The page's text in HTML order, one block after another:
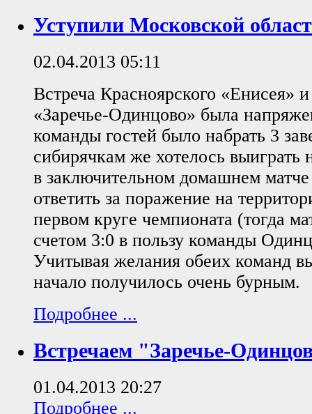
Уступили Московской
02.04.2013 05:11
Встреча Красноярского «Енисея»
«Заречье-Одинцово» была
команды гостей было набрать 3
сибирячкам же хотелось выиграть
в заключительном домашнем матче
ответить за поражение на
первом круге чемпионата (тогда
счетом 3:0 в пользу команды
Учитывая желания обеих команд
начало получилось очень бурным.
Подробнее ...
Встречаем "Заречье-
01.04.2013 20:27
Подробнее ...